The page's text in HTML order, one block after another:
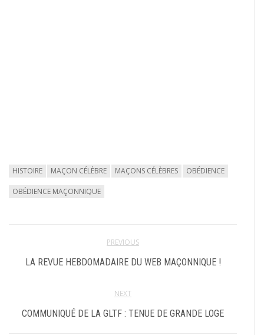
HISTOIRE MAÇON CÉLÈBRE MAÇONS CÉLÈBRES OBÉDIENCE
OBÉDIENCE MAÇONNIQUE
PREVIOUS
LA REVUE HEBDOMADAIRE DU WEB MAÇONNIQUE !
NEXT
COMMUNIQUÉ DE LA GLTF : TENUE DE GRANDE LOGE